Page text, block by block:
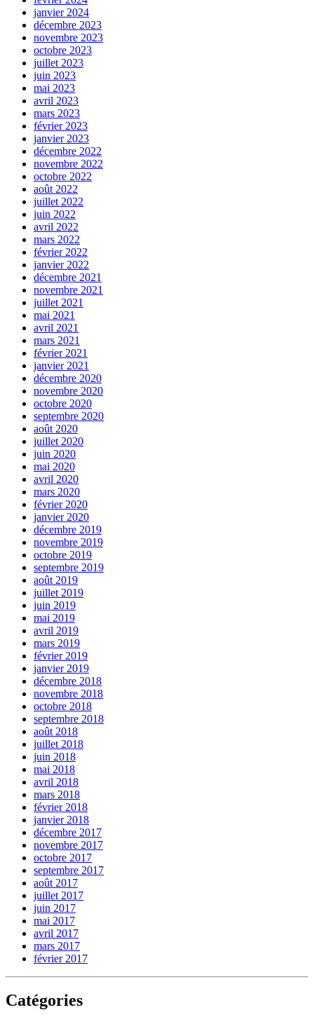
janvier 2024
décembre 2023
novembre 2023
octobre 2023
juillet 2023
juin 2023
mai 2023
avril 2023
mars 2023
février 2023
janvier 2023
décembre 2022
novembre 2022
octobre 2022
août 2022
juillet 2022
juin 2022
avril 2022
mars 2022
février 2022
janvier 2022
décembre 2021
novembre 2021
juillet 2021
mai 2021
avril 2021
mars 2021
février 2021
janvier 2021
décembre 2020
novembre 2020
octobre 2020
septembre 2020
août 2020
juillet 2020
juin 2020
mai 2020
avril 2020
mars 2020
février 2020
janvier 2020
décembre 2019
novembre 2019
octobre 2019
septembre 2019
août 2019
juillet 2019
juin 2019
mai 2019
avril 2019
mars 2019
février 2019
janvier 2019
décembre 2018
novembre 2018
octobre 2018
septembre 2018
août 2018
juillet 2018
juin 2018
mai 2018
avril 2018
mars 2018
février 2018
janvier 2018
décembre 2017
novembre 2017
octobre 2017
septembre 2017
août 2017
juillet 2017
juin 2017
mai 2017
avril 2017
mars 2017
février 2017
Catégories